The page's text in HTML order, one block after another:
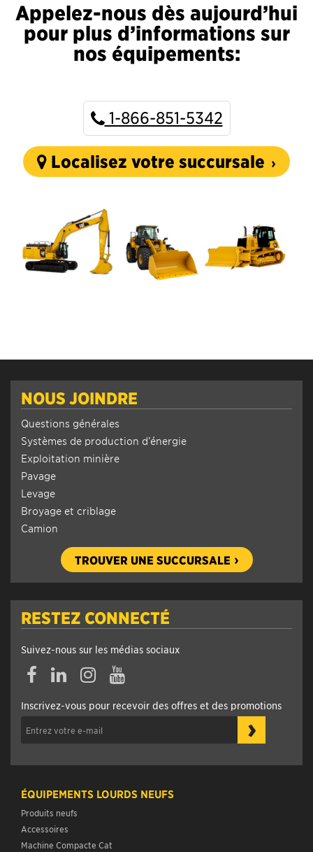
Appelez-nous dès aujourd’hui
pour plus d’informations sur
nos équipements:
1-866-851-5342
Localisez votre succursale
NOUS JOINDRE
Questions générales
Systèmes de production d’énergie
Exploitation minière
Pavage
Levage
Broyage et criblage
Camion
TROUVER UNE SUCCURSALE
RESTEZ CONNECTÉ
Suivez-nous sur les médias sociaux
Inscrivez-vous pour recevoir des offres et des promotions
›
ÉQUIPEMENTS LOURDS NEUFS
Produits neufs
Accessoires
Machine Compacte Cat